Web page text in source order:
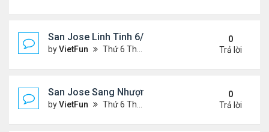
San Jose Linh Tinh 6/25/21 - 7/2/21
byVietFun Thứ 6 Tháng 6 25, 2021 2:07 pm
0
Trả lời
San Jose Sang Nhượng 6/25/21-7/2/21
byVietFun Thứ 6 Tháng 6 25, 2021 2:07 pm
0
Trả lời